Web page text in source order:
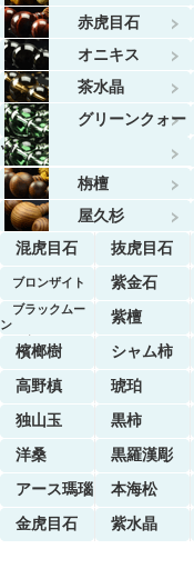
赤虎目石
オニキス
茶水晶
グリーンクォー
ツ
栴檀
屋久杉
混虎目石
抜虎目石
ブロンザイト 紫金石
ブラックムー
ン
ストーン
紫檀
檳榔樹 シャム柿
高野槙
琥珀
独山玉
黒柿
洋桑 黒羅漢彫
アース瑪瑙
本海松
金虎目石
紫水晶